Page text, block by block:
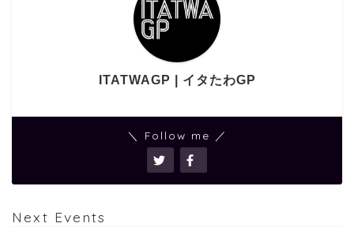
ITATWAGP | イタたわGP
＼ Follow me ／
Next Events